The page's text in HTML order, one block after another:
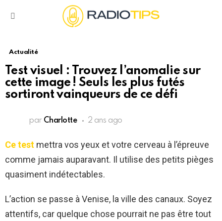
Actualité
Test visuel : Trouvez l’anomalie sur
cette image ! Seuls les plus futés
sortiront vainqueurs de ce défi
par Charlotte 2 ans ago
Ce test mettra vos yeux et votre cerveau à l’épreuve
comme jamais auparavant. Il utilise des petits pièges
quasiment indétectables.
L’action se passe à Venise, la ville des canaux. Soyez
attentifs, car quelque chose pourrait ne pas être tout